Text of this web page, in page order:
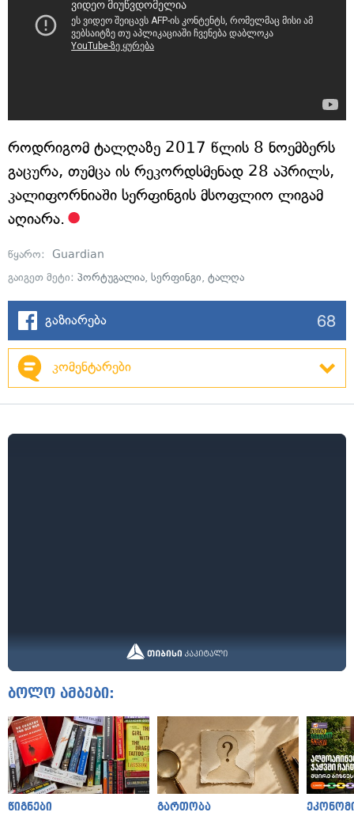
როდრიგომ ტალღაზე 2017 წლის 8 ნოემბერს
გაცურა, თუმცა ის რეკორდსმენად 28 აპრილს,
კალიფორნიაში სერფინგის მსოფლიო ლიგამ
აღიარა.
წყარო: Guardian
გაიგეთ მეტი: პორტუგალია, სერფინგი, ტალღა
გაზიარება 68
კომენტარები
ბოლო ამბები:
წიგნები გართობა